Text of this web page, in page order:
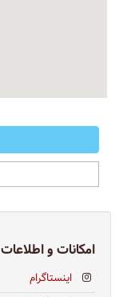
امکانات و اطلاعات
اینستاگرام